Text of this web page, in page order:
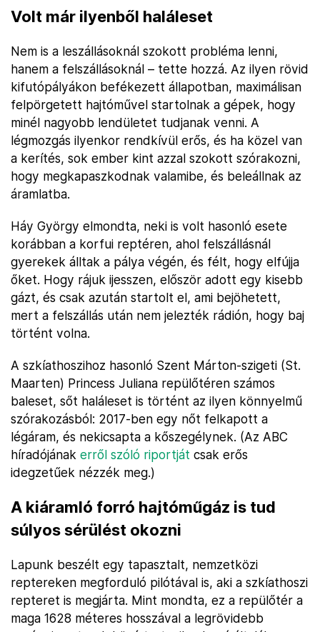
Volt már ilyenből haláleset
Nem is a leszállásoknál szokott probléma lenni,
hanem a felszállásoknál – tette hozzá. Az ilyen rövid
kifutópályákon befékezett állapotban, maximálisan
felpörgetett hajtóművel startolnak a gépek, hogy
minél nagyobb lendületet tudjanak venni. A
légmozgás ilyenkor rendkívül erős, és ha közel van
a kerítés, sok ember kint azzal szokott szórakozni,
hogy megkapaszkodnak valamibe, és beleállnak az
áramlatba.
Háy György elmondta, neki is volt hasonló esete
korábban a korfui reptéren, ahol felszállásnál
gyerekek álltak a pálya végén, és félt, hogy elfújja
őket. Hogy rájuk ijesszen, először adott egy kisebb
gázt, és csak azután startolt el, ami bejöhetett,
mert a felszállás után nem jelezték rádión, hogy baj
történt volna.
A szkíathoszihoz hasonló Szent Márton-szigeti (St.
Maarten) Princess Juliana repülőtéren számos
baleset, sőt haláleset is történt az ilyen könnyelmű
szórakozásból: 2017-ben egy nőt felkapott a
légáram, és nekicsapta a kőszegélynek. (Az ABC
híradójának erről szóló riportját csak erős
idegzetűek nézzék meg.)
A kiáramló forró hajtóműgáz is tud
súlyos sérülést okozni
Lapunk beszélt egy tapasztalt, nemzetközi
reptereken megforduló pilótával is, aki a szkíathoszi
repteret is megjárta. Mint mondta, ez a repülőtér a
maga 1628 méteres hosszával a legrövidebb